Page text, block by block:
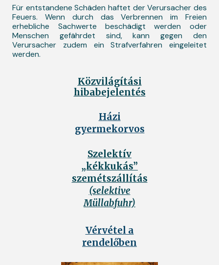
Für entstandene Schäden haftet der Verursacher des
Feuers. Wenn durch das Verbrennen im Freien
erhebliche Sachwerte beschädigt werden oder
Menschen gefährdet sind, kann gegen den
Verursacher zudem ein Strafverfahren eingeleitet
werden.
Közvilágítási
hibabejelentés
Házi
gyermekorvos
Szelektív
„kékkukás”
szemétszállítás
(selektive
Müllabfuhr)
Vérvétel a
rendelőben